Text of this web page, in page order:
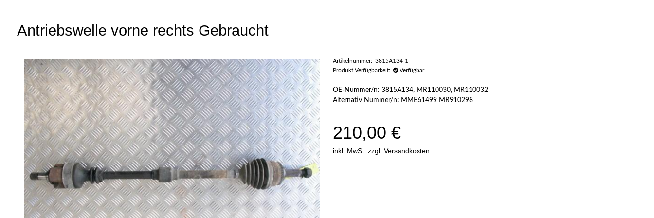
Antriebswelle vorne rechts Gebraucht
Artikelnummer: 3815A134-1
Produkt Verfügbarkeit:
Verfügbar
OE-Nummer/n: 3815A134, MR110030, MR110032
Alternativ Nummer/n: MME61499 MR910298
210,00 €
inkl. MwSt. zzgl. Versandkosten